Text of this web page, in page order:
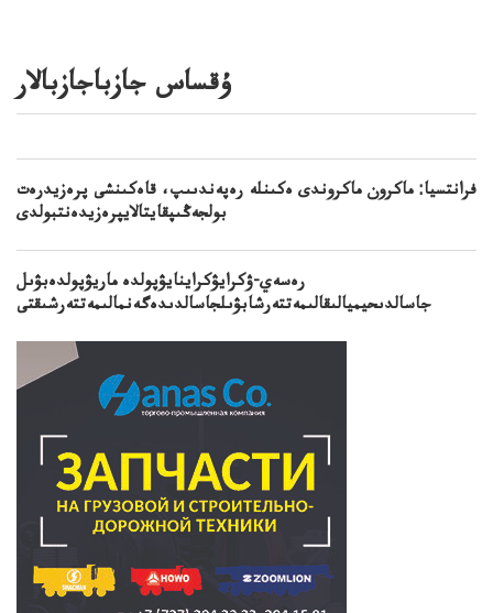
ۇقساس جازباجازبالار
فرانتسيا: ماكرون ماكروندى ەكىنلە رەپەندىىپ، قاەكىنشى پرەزيدرەت
بولجەڭىپقايتالايپرەزيدەنتبولدى
رەسەي-ۋكرايۋكراينايۋپولدە ماريۋپولدەبۋىل
جاسالدىحيميالىقالىمەتتەرشابۋىلجاسالدىدەگەنمالىمەتتەرشىقتى